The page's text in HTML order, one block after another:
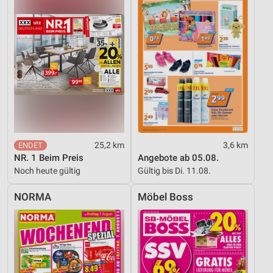
25,2 km
NR. 1 Beim Preis
Noch heute gültig
3,6 km
Angebote ab 05.08.
Gültig bis Di. 11.08.
NORMA Möbel Boss
Verwendung genauer Standortdaten
Geräte anhand von aktiv angeforderten
Informationen identifizieren
Nicht-IAB-Verarbeitungszwecke:
Notwendig
Werbung